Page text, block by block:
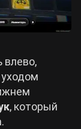
влево,
, который